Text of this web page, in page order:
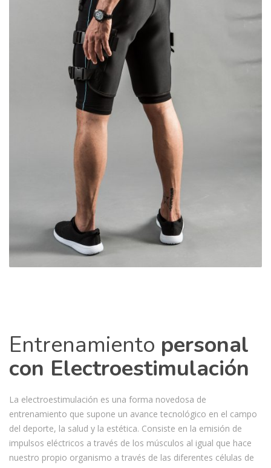
Entrenamiento personal
con Electroestimulación
La electroestimulación es una forma novedosa de
entrenamiento que supone un avance tecnológico en el campo
del deporte, la salud y la estética. Consiste en la emisión de
impulsos eléctricos a través de los músculos al igual que hace
nuestro propio organismo a través de las diferentes células de